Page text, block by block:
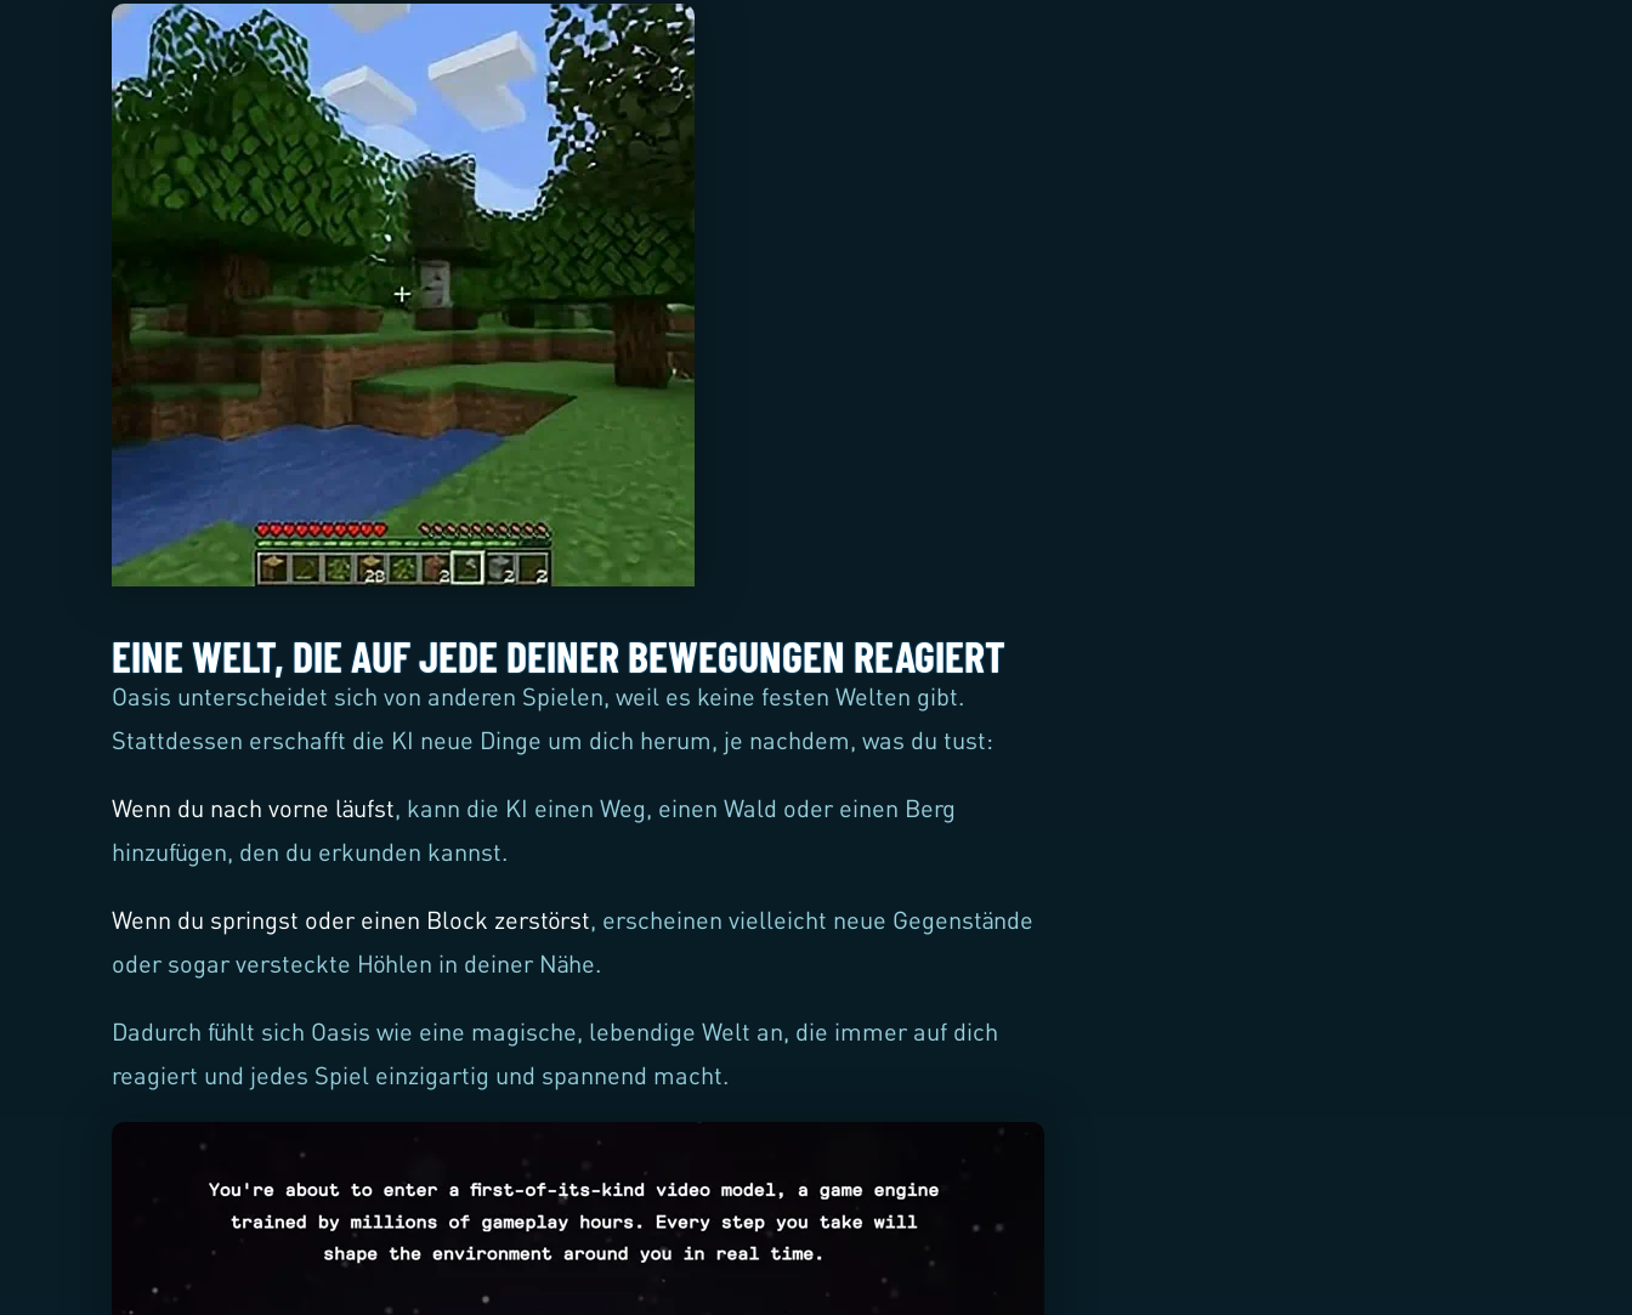
EINE WELT, DIE AUF JEDE DEINER BEWEGUNGEN REAGIERT
Oasis unterscheidet sich von anderen Spielen, weil es keine festen Welten gibt.
Stattdessen erschafft die KI neue Dinge um dich herum, je nachdem, was du tust:
Wenn du nach vorne läufst, kann die KI einen Weg, einen Wald oder einen Berg
hinzufügen, den du erkunden kannst.
Wenn du springst oder einen Block zerstörst, erscheinen vielleicht neue Gegenstände
oder sogar versteckte Höhlen in deiner Nähe.
Dadurch fühlt sich Oasis wie eine magische, lebendige Welt an, die immer auf dich
reagiert und jedes Spiel einzigartig und spannend macht.